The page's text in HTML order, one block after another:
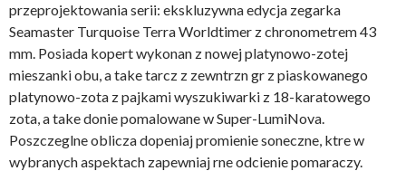
przeprojektowania serii: ekskluzywna edycja zegarka
Seamaster Turquoise Terra Worldtimer z chronometrem 43
mm. Posiada kopert wykonan z nowej platynowo-zotej
mieszanki obu, a take tarcz z zewntrzn gr z piaskowanego
platynowo-zota z pajkami wyszukiwarki z 18-karatowego
zota, a take donie pomalowane w Super-LumiNova.
Poszczeglne oblicza dopeniaj promienie soneczne, ktre w
wybranych aspektach zapewniaj rne odcienie pomaraczy.